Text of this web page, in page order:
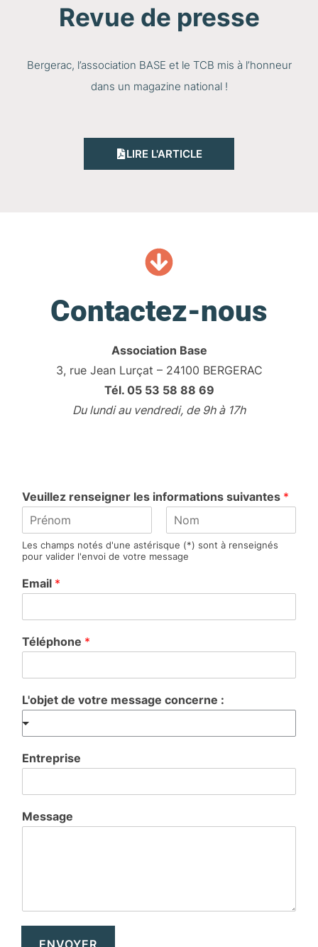
Revue de presse
Bergerac, l’association BASE et le TCB mis à l’honneur
dans un magazine national !
LIRE L'ARTICLE
Contactez-nous
Association Base
3, rue Jean Lurçat – 24100 BERGERAC
Tél. 05 53 58 88 69
Du lundi au vendredi, de 9h à 17h
Veuillez renseigner les informations suivantes *
r
é
o
m
o
m
Les champs notés d'une astérisque (*) sont à renseignés
pour valider l'envoi de votre message
Email *
Téléphone *
L'objet de votre message concerne :
Entreprise
Message